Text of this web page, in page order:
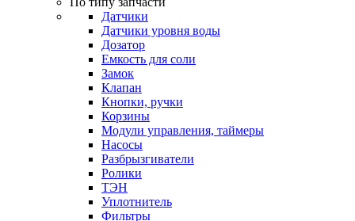
Датчики
Датчики уровня воды
Дозатор
Емкость для соли
Замок
Клапан
Кнопки, ручки
Корзины
Модули управления, таймеры
Насосы
Разбрызгиватели
Ролики
ТЭН
Уплотнитель
Фильтры